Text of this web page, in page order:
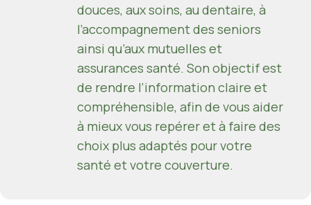
douces, aux soins, au dentaire, à
l’accompagnement des seniors
ainsi qu’aux mutuelles et
assurances santé. Son objectif est
de rendre l’information claire et
compréhensible, afin de vous aider
à mieux vous repérer et à faire des
choix plus adaptés pour votre
santé et votre couverture.